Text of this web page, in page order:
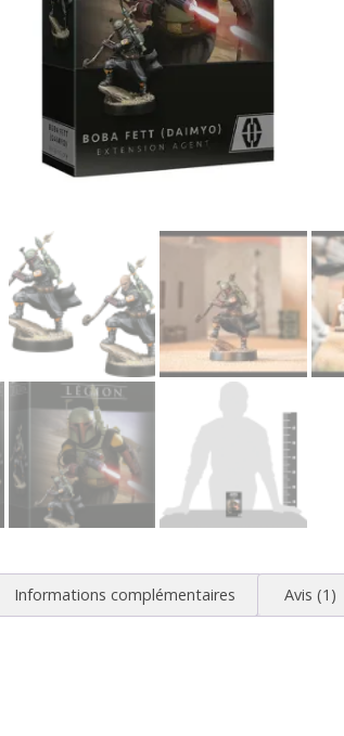
Informations complémentaires Avis (1)